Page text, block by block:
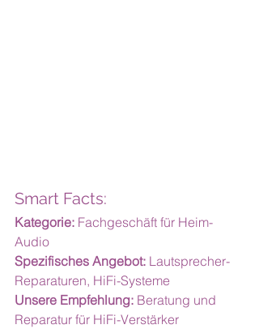
Smart Facts:
Kategorie: Fachgeschäft für Heim-
Audio
Spezifisches Angebot: Lautsprecher-
Reparaturen, HiFi-Systeme
Unsere Empfehlung: Beratung und
Reparatur für HiFi-Verstärker